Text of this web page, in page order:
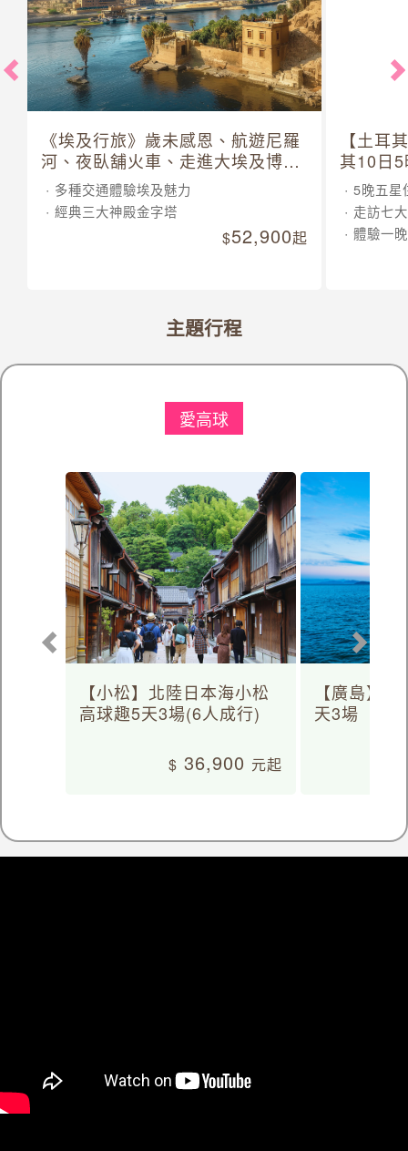
《埃及行旅》歲未感恩、航遊尼羅
河、夜臥舖火車、走進大埃及博物
館 10 日
多種交通體驗埃及魅力
經典三大神殿金字塔
52,900起
【土耳
其10日
5晚五星
走訪七
體驗一
愛高球
主題行程
【小松】北陸日本海小松
高球趣5天3場(6人成行)
36,900
【廣島】
天3場